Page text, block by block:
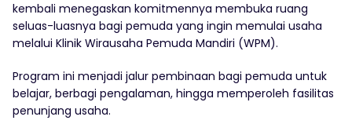
kembali menegaskan komitmennya membuka ruang
seluas-luasnya bagi pemuda yang ingin memulai usaha
melalui Klinik Wirausaha Pemuda Mandiri (WPM).
Program ini menjadi jalur pembinaan bagi pemuda untuk
belajar, berbagi pengalaman, hingga memperoleh fasilitas
penunjang usaha.